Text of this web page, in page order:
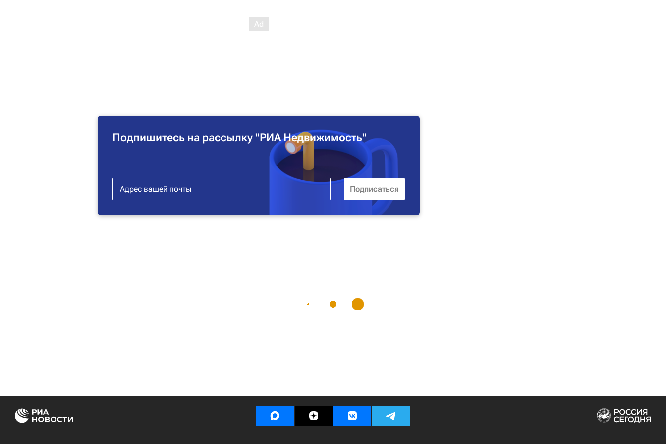
Подпишитесь на рассылку "РИА Недвижимость"